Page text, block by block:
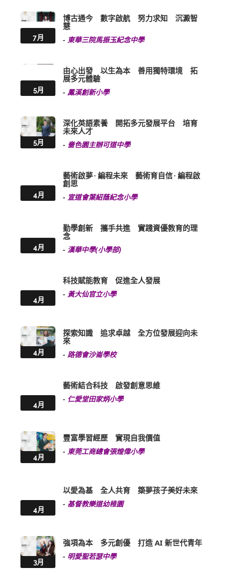
7月
博古通今 數字啟航 努力求知 沉澱智
慧
-東華三院馬振玉紀念中學
5月
由心出發 以生為本 善用獨特環境 拓
展多元體驗
-鳳溪創新小學
5月
深化英語素養 開拓多元發展平台 培育
未來人才
- 嗇色園主辦可道中學
4月
藝術啟夢 · 編程未來 藝術育自信 · 編程啟
創思
- 宣道會葉紹蔭紀念小學
4月
勤學創新 攜手共進 實踐資優教育的理
念
- 漢華中學(小學部)
4月
科技賦能教育 促進全人發展
-黃大仙官立小學
4月
探索知識 追求卓越 全方位發展迎向未
來
-路德會沙崙學校
4月
藝術結合科技 啟發創意思維
- 仁愛堂田家炳小學
4月
豐富學習經歷 實現自我價值
-東莞工商總會張煌偉小學
4月
以愛為基 全人共育 築夢孩子美好未來
- 基督教樂道幼稚園
3月
強項為本 多元創優 打造 AI 新世代青年
- 明愛聖若瑟中學